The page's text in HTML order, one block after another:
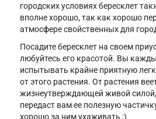
городских условиях бересклет
вполне хорошо, так как хорошо
атмосфере свойственных для
Посадите бересклет на своем
любуйтесь его красотой. Вы
испытывать крайне приятную
от этого растения. От растения
жизнеутверждающей живой
передаст вам ее полезную
хорошо за ним ухаживать ;)